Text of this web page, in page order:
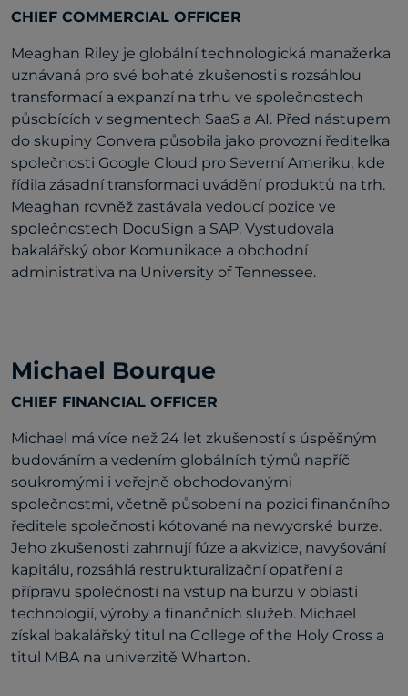
CHIEF COMMERCIAL OFFICER
Meaghan Riley je globální technologická manažerka
uznávaná pro své bohaté zkušenosti s rozsáhlou
transformací a expanzí na trhu ve společnostech
působících v segmentech SaaS a AI. Před nástupem
do skupiny Convera působila jako provozní ředitelka
společnosti Google Cloud pro Severní Ameriku, kde
řídila zásadní transformaci uvádění produktů na trh.
Meaghan rovněž zastávala vedoucí pozice ve
společnostech DocuSign a SAP. Vystudovala
bakalářský obor Komunikace a obchodní
administrativa na University of Tennessee.
Michael Bourque
CHIEF FINANCIAL OFFICER
Michael má více než 24 let zkušeností s úspěšným
budováním a vedením globálních týmů napříč
soukromými i veřejně obchodovanými
společnostmi, včetně působení na pozici finančního
ředitele společnosti kótované na newyorské burze.
Jeho zkušenosti zahrnují fúze a akvizice, navyšování
kapitálu, rozsáhlá restrukturalizační opatření a
přípravu společností na vstup na burzu v oblasti
technologií, výroby a finančních služeb. Michael
získal bakalářský titul na College of the Holy Cross a
titul MBA na univerzitě Wharton.